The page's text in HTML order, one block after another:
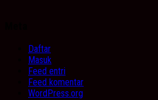
Daftar
Masuk
Feed entri
Feed komentar
WordPress.org